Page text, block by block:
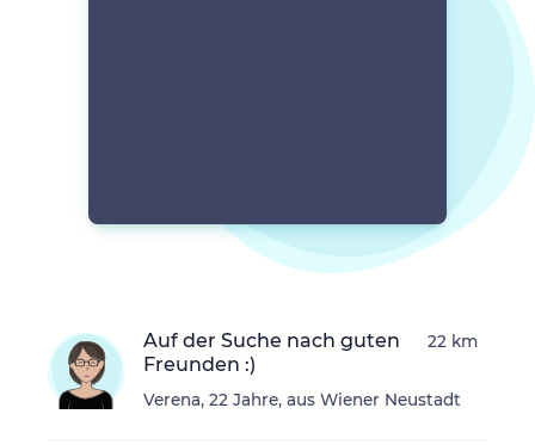
Auf der Suche nach guten
Freunden :)
Verena, 22 Jahre, aus Wiener Neustadt
22 km